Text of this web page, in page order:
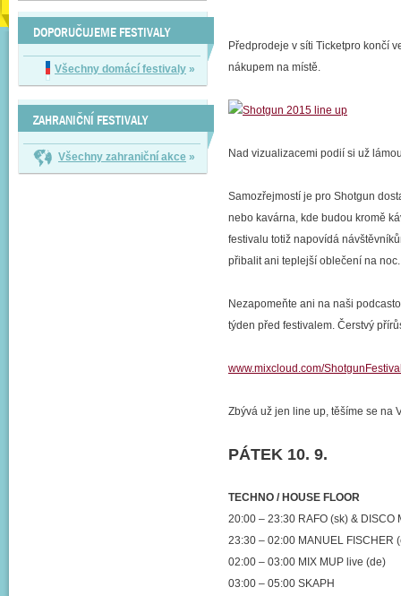
DOPORUČUJEME FESTIVALY
Všechny domácí festivaly »
ZAHRANIČNÍ FESTIVALY
Všechny zahraniční akce »
Předprodeje v síti Ticketpro končí
nákupem na místě.
Nad vizualizacemi podií si už
Samozřejmostí je pro Shotgun
nebo kavárna, kde budou kromě
festivalu totiž napovídá
přibalit ani teplejší oblečení na noc.
Nezapomeňte ani na naši
týden před festivalem. Čerstvý
www.mixcloud.com/
Zbývá už jen line up, těšíme se na
PÁTEK 10. 9.
TECHNO / HOUSE FLOOR
20:00 – 23:30 RAFO (sk) & DISCO
23:30 – 02:00 MANUEL FISCHER
02:00 – 03:00 MIX MUP live (de)
03:00 – 05:00 SKAPH